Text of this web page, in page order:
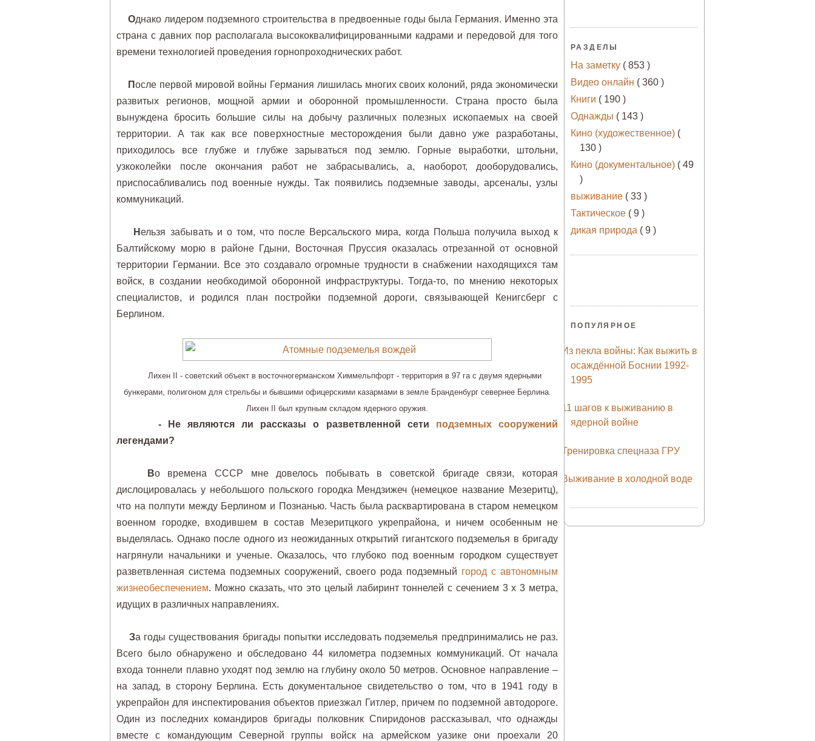
Однако лидером подземного строительства в предвоенные годы была Германия. Именно эта
страна с давних пор располагала высококвалифицированными кадрами и передовой для того
времени технологией проведения горнопроходнических работ.
После первой мировой войны Германия лишилась многих своих колоний, ряда экономически
развитых регионов, мощной армии и оборонной промышленности. Страна просто была
вынуждена бросить большие силы на добычу различных полезных ископаемых на своей
территории. А так как все поверхностные месторождения были давно уже разработаны,
приходилось все глубже и глубже зарываться под землю. Горные выработки, штольни,
узкоколейки после окончания работ не забрасывались, а, наоборот, дооборудовались,
приспосабливались под военные нужды. Так появились подземные заводы, арсеналы, узлы
коммуникаций.
Нельзя забывать и о том, что после Версальского мира, когда Польша получила выход к
Балтийскому морю в районе Гдыни, Восточная Пруссия оказалась отрезанной от основной
территории Германии. Все это создавало огромные трудности в снабжении находящихся там
войск, в создании необходимой оборонной инфраструктуры. Тогда-то, по мнению некоторых
специалистов, и родился план постройки подземной дороги, связывающей Кенигсберг с
Берлином.
Лихен II - советский объект в восточногерманском Химмельпфорт - территория в 97 га с двумя ядерными
бункерами, полигоном для стрельбы и бывшими офицерскими казармами в земле Бранденбург севернее Берлина.
Лихен II был крупным складом ядерного оружия.
- Не являются ли рассказы о разветвленной сети подземных сооружений
легендами?
Во времена СССР мне довелось побывать в советской бригаде связи, которая
дислоцировалась у небольшого польского городка Мендзижеч (немецкое название Мезеритц),
что на полпути между Берлином и Познанью. Часть была расквартирована в старом немецком
военном городке, входившем в состав Мезеритцкого укрепрайона, и ничем особенным не
выделялась. Однако после одного из неожиданных открытий гигантского подземелья в бригаду
нагрянули начальники и ученые. Оказалось, что глубоко под военным городком существует
разветвленная система подземных сооружений, своего рода подземный город с автономным
жизнеобеспечением. Можно сказать, что это целый лабиринт тоннелей с сечением 3 x 3 метра,
идущих в различных направлениях.
За годы существования бригады попытки исследовать подземелья предпринимались не раз.
Всего было обнаружено и обследовано 44 километра подземных коммуникаций. От начала
входа тоннели плавно уходят под землю на глубину около 50 метров. Основное направление –
на запад, в сторону Берлина. Есть документальное свидетельство о том, что в 1941 году в
укрепрайон для инспектирования объектов приезжал Гитлер, причем по подземной автодороге.
Один из последних командиров бригады полковник Спиридонов рассказывал, что однажды
вместе с командующим Северной группы войск на армейском уазике они проехали 20
РАЗДЕЛЫ
На заметку ( 853 )
Видео онлайн ( 360 )
Книги ( 190 )
Однажды ( 143 )
Кино (художественное) (
130 )
Кино (документальное) ( 49
)
выживание ( 33 )
Тактическое ( 9 )
дикая природа ( 9 )
ПОПУЛЯРНОЕ
Из пекла войны: Как выжить в
осаждённой Боснии 1992-
1995
11 шагов к выживанию в
ядерной войне
Тренировка спецназа ГРУ
Выживание в холодной воде